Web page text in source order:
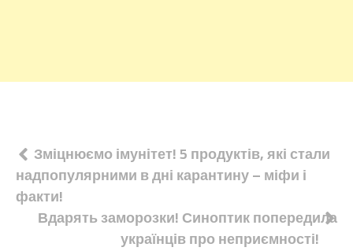
Навігація
записів
Зміцнюємо імунітет! 5 продуктів, які стали
надпопулярними в дні карантину – міфи і
факти!
Вдарять заморозки! Синоптик попередила
українців про неприємності!